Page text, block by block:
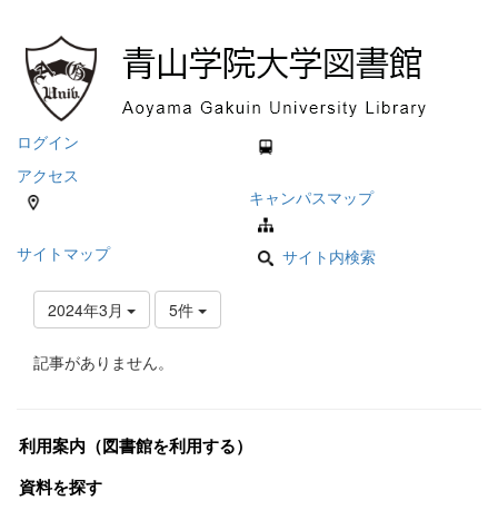
ログイン
アクセス
キャンパスマップ
サイトマップ サイト内検索
2024年3月 5件
記事がありません。
利用案内（図書館を利用する）
資料を探す